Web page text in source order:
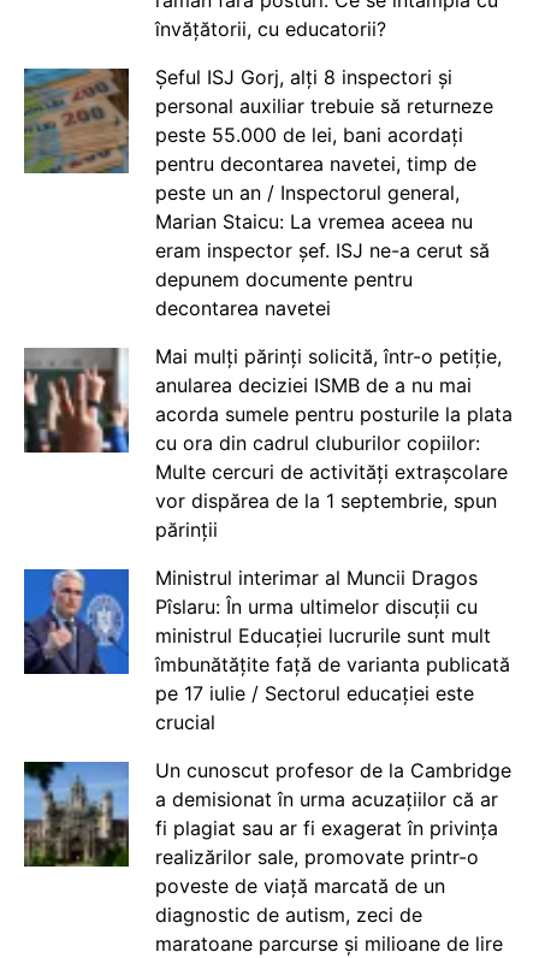
învățătorii, cu educatorii?
Șeful ISJ Gorj, alți 8 inspectori și
personal auxiliar trebuie să returneze
peste 55.000 de lei, bani acordați
pentru decontarea navetei, timp de
peste un an / Inspectorul general,
Marian Staicu: La vremea aceea nu
eram inspector șef. ISJ ne-a cerut să
depunem documente pentru
decontarea navetei
Mai mulți părinți solicită, într-o petiție,
anularea deciziei ISMB de a nu mai
acorda sumele pentru posturile la plata
cu ora din cadrul cluburilor copiilor:
Multe cercuri de activități extrașcolare
vor dispărea de la 1 septembrie, spun
părinții
Ministrul interimar al Muncii Dragos
Pîslaru: În urma ultimelor discuții cu
ministrul Educației lucrurile sunt mult
îmbunătățite față de varianta publicată
pe 17 iulie / Sectorul educației este
crucial
Un cunoscut profesor de la Cambridge
a demisionat în urma acuzațiilor că ar
fi plagiat sau ar fi exagerat în privința
realizărilor sale, promovate printr-o
poveste de viață marcată de un
diagnostic de autism, zeci de
maratoane parcurse și milioane de lire